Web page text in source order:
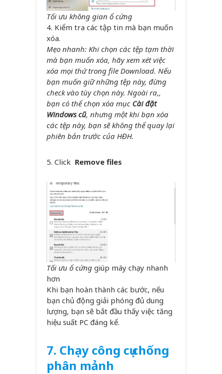
Tối ưu không gian ổ cứng
4. Kiểm tra các tập tin mà bạn muốn
xóa.
Mẹo nhanh: Khi chọn các tệp tạm thời
mà bạn muốn xóa, hãy xem xét việc
xóa mọi thứ trong file Download. Nếu
bạn muốn giữ những tệp này, đừng
check vào tùy chọn này. Ngoài ra,,
bạn có thể chọn xóa mục Cài đặt
Windows cũ, nhưng một khi bạn xóa
các tệp này, bạn sẽ không thể quay lại
phiên bản trước của HĐH.
5. Click Remove files
Tối ưu ổ cứng giúp máy chạy nhanh
hơn
Khi bạn hoàn thành các bước, nếu
bạn chủ động giải phóng đủ dung
lượng, bạn sẽ bắt đầu thấy việc tăng
hiệu suất PC đáng kể.
7. Chạy công cụ chống
phân mảnh